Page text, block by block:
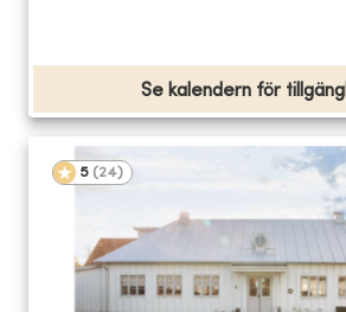
Se kalendern för
5 (24)